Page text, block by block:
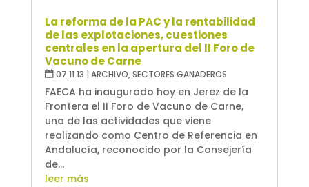
La reforma de la PAC y la rentabilidad
de las explotaciones, cuestiones
centrales en la apertura del II Foro de
Vacuno de Carne
07.11.13 | ARCHIVO,SECTORES GANADEROS
FAECA ha inaugurado hoy en Jerez de la
Frontera el II Foro de Vacuno de Carne,
una de las actividades que viene
realizando como Centro de Referencia en
Andalucía, reconocido por la Consejería
de...
leer más